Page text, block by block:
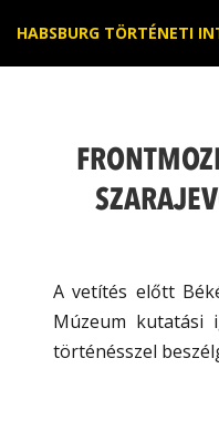
tartalomba
HABSBURG TÖRTÉNETI
A vetítés előtt
Múzeum kutatási
történésszel